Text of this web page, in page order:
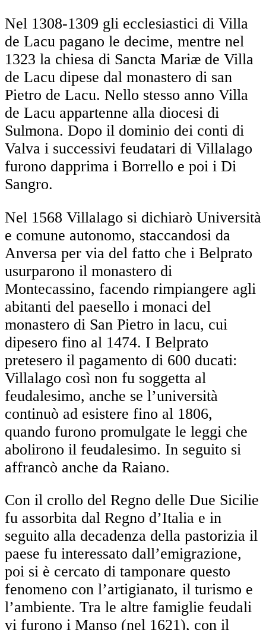
Nel 1308-1309 gli ecclesiastici di Villa
de Lacu pagano le decime, mentre nel
1323 la chiesa di Sancta Mariæ de Villa
de Lacu dipese dal monastero di san
Pietro de Lacu. Nello stesso anno Villa
de Lacu appartenne alla diocesi di
Sulmona. Dopo il dominio dei conti di
Valva i successivi feudatari di Villalago
furono dapprima i Borrello e poi i Di
Sangro.
Nel 1568 Villalago si dichiarò Università
e comune autonomo, staccandosi da
Anversa per via del fatto che i Belprato
usurparono il monastero di
Montecassino, facendo rimpiangere agli
abitanti del paesello i monaci del
monastero di San Pietro in lacu, cui
dipesero fino al 1474. I Belprato
pretesero il pagamento di 600 ducati:
Villalago così non fu soggetta al
feudalesimo, anche se l’università
continuò ad esistere fino al 1806,
quando furono promulgate le leggi che
abolirono il feudalesimo. In seguito si
affrancò anche da Raiano.
Con il crollo del Regno delle Due Sicilie
fu assorbita dal Regno d’Italia e in
seguito alla decadenza della pastorizia il
paese fu interessato dall’emigrazione,
poi si è cercato di tamponare questo
fenomeno con l’artigianato, il turismo e
l’ambiente. Tra le altre famiglie feudali
vi furono i Manso (nel 1621), con il